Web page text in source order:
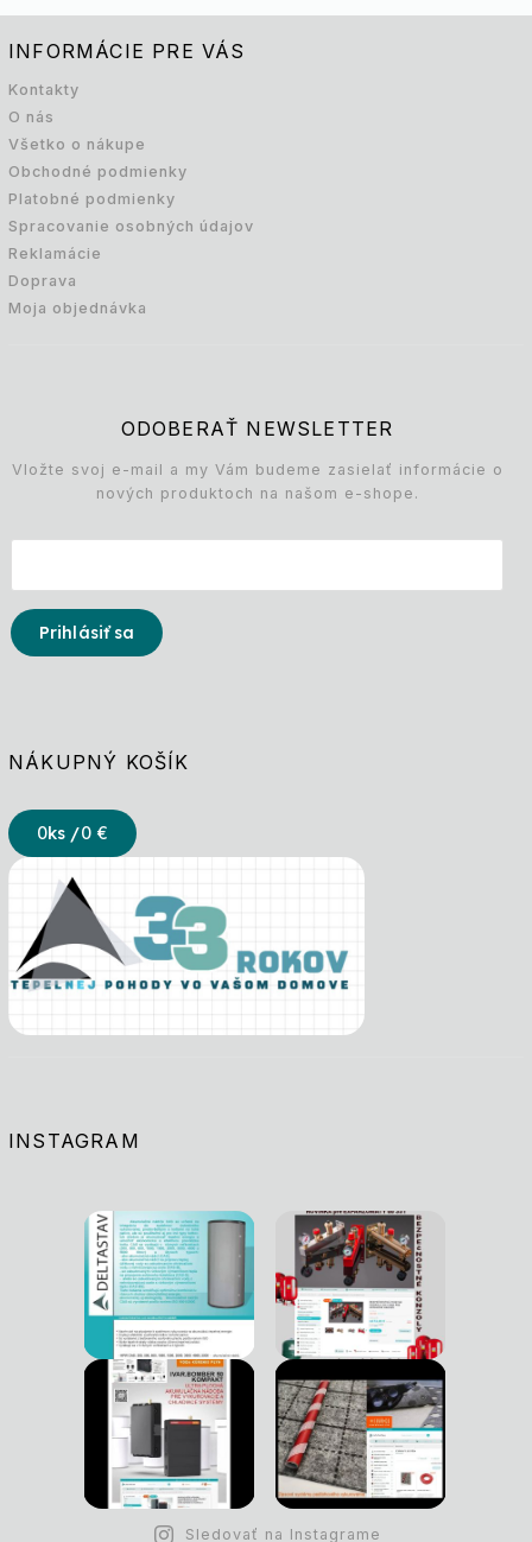
INFORMÁCIE PRE VÁS
Kontakty
O nás
Všetko o nákupe
Obchodné podmienky
Platobné podmienky
Spracovanie osobných údajov
Reklamácie
Doprava
Moja objednávka
ODOBERAŤ NEWSLETTER
Vložte svoj e-mail a my Vám budeme zasielať informácie o
nových produktoch na našom e-shope.
Prihlásiť sa
NÁKUPNÝ KOŠÍK
0ks /0 €
INSTAGRAM
Sledovať na Instagrame